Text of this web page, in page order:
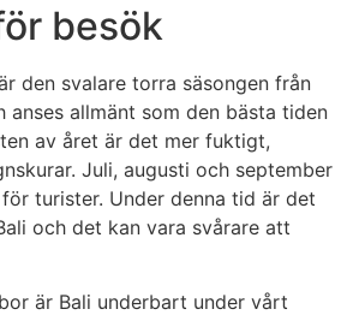
besök
den svalare torra säsongen från
allmänt som den bästa tiden
av året är det mer fuktigt,
Juli, augusti och september
turister. Under denna tid är det
och det kan vara svårare att
är Bali underbart under vårt